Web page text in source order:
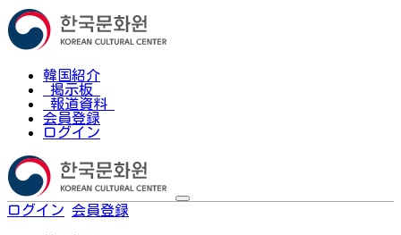
韓国紹介
掲示板
報道資料
会員登録
ログイン
ログイン 会員登録